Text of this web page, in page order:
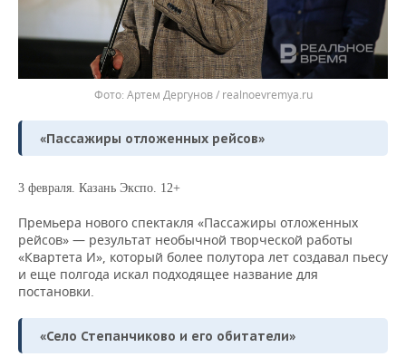
Артем Дергунов / realnoevremya.ru
«Пассажиры отложенных рейсов»
3 февраля. Казань Экспо. 12+
Премьера нового спектакля «Пассажиры отложенных
рейсов» — результат необычной творческой работы
«Квартета И», который более полутора лет создавал пьесу
и еще полгода искал подходящее название для
постановки.
«Село Степанчиково и его обитатели»